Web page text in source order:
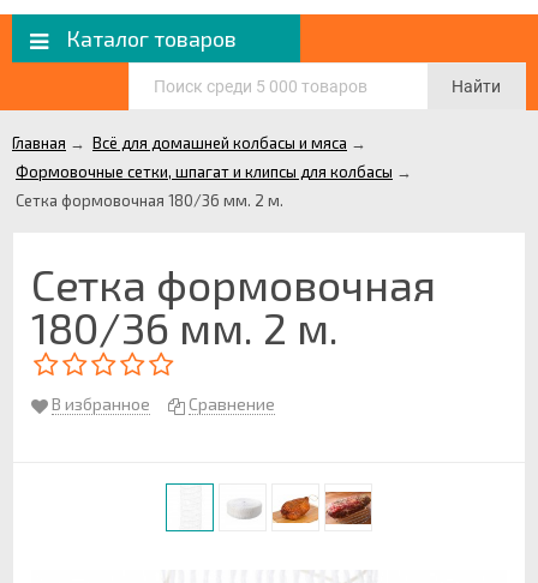
Каталог товаров
Найти
Главная → Всё для домашней колбасы и мяса →
Формовочные сетки, шпагат и клипсы для колбасы →
Сетка формовочная 180/36 мм. 2 м.
Сетка формовочная
180/36 мм. 2 м.
В избранное Сравнение